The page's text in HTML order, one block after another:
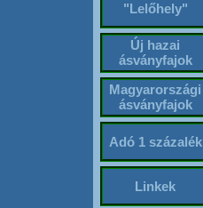
"Lelőhely"
Új hazai
ásványfajok
Magyarországi
ásványfajok
Adó 1 százalék
Linkek